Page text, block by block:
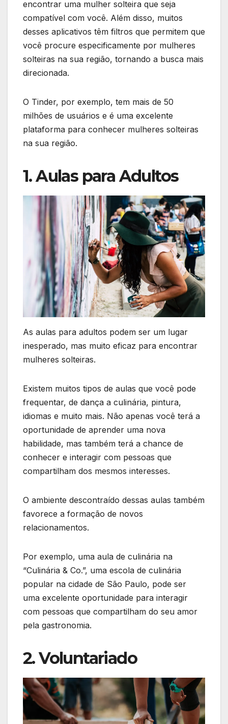
encontrar uma mulher solteira que seja
compatível com você. Além disso, muitos
desses aplicativos têm filtros que permitem que
você procure especificamente por mulheres
solteiras na sua região, tornando a busca mais
direcionada.
O Tinder, por exemplo, tem mais de 50
milhões de usuários e é uma excelente
plataforma para conhecer mulheres solteiras
na sua região.
1. Aulas para Adultos
As aulas para adultos podem ser um lugar
inesperado, mas muito eficaz para encontrar
mulheres solteiras.
Existem muitos tipos de aulas que você pode
frequentar, de dança a culinária, pintura,
idiomas e muito mais. Não apenas você terá a
oportunidade de aprender uma nova
habilidade, mas também terá a chance de
conhecer e interagir com pessoas que
compartilham dos mesmos interesses.
O ambiente descontraído dessas aulas também
favorece a formação de novos
relacionamentos.
Por exemplo, uma aula de culinária na
“Culinária & Co.”, uma escola de culinária
popular na cidade de São Paulo, pode ser
uma excelente oportunidade para interagir
com pessoas que compartilham do seu amor
pela gastronomia.
2. Voluntariado